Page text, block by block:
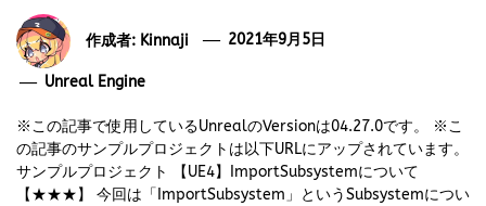
作成者: Kinnaji 2021年9月5日
Unreal Engine
※この記事で使用しているUnrealのVersionは04.27.0です。 ※こ
の記事のサンプルプロジェクトは以下URLにアップされています。
サンプルプロジェクト 【UE4】ImportSubsystemについて
【★★★】 今回は「ImportSubsystem」というSubsystemについ